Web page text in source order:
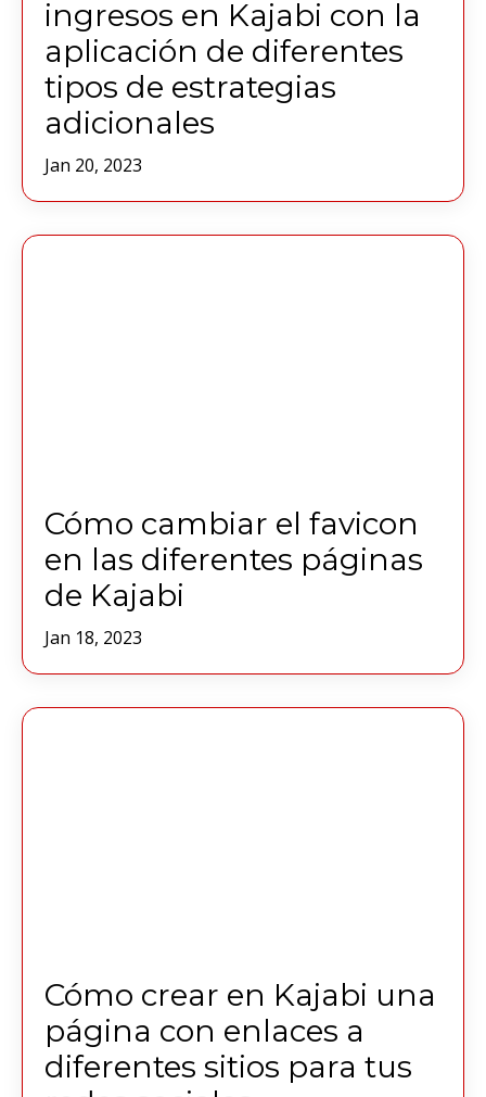
ingresos en Kajabi con la
aplicación de diferentes
tipos de estrategias
adicionales
Jan 20, 2023
Cómo cambiar el favicon
en las diferentes páginas
de Kajabi
Jan 18, 2023
Cómo crear en Kajabi una
página con enlaces a
diferentes sitios para tus